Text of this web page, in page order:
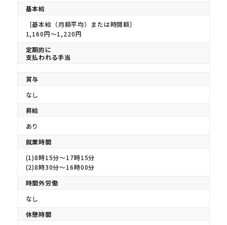
基本給
［基本給（月額平均）または時間額］
1,160円〜1,220円
定期的に
支払われる手当
賞与
なし
昇給
あり
就業時間
(1)8時15分〜17時15分
(2)8時30分〜16時00分
時間外労働
なし
休憩時間